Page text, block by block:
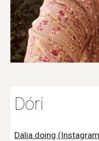
Dóri
Dalia doing